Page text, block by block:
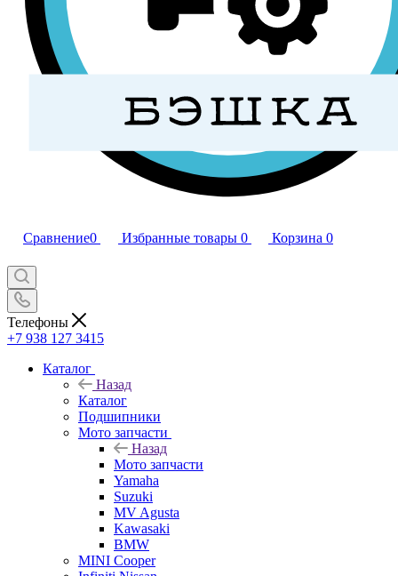
Сравнение0 Избранные товары 0 Корзина 0
Телефоны
+7 938 127 3415
Каталог
Назад
Каталог
Подшипники
Мото запчасти
Назад
Мото запчасти
Yamaha
Suzuki
MV Agusta
Kawasaki
BMW
MINI Cooper